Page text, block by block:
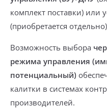
комплект поставки) или
(приобретается
Возможность выбора
режима управления
потенциальный)
калитки в системах
производителей.